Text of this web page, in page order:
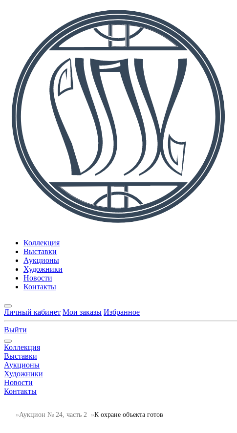
Коллекция
Выставки
Аукционы
Художники
Новости
Контакты
Личный кабинет Мои заказы Избранное
Выйти
Коллекция
Выставки
Аукционы
Художники
Новости
Контакты
Аукцион № 24, часть 2 К охране объекта готов